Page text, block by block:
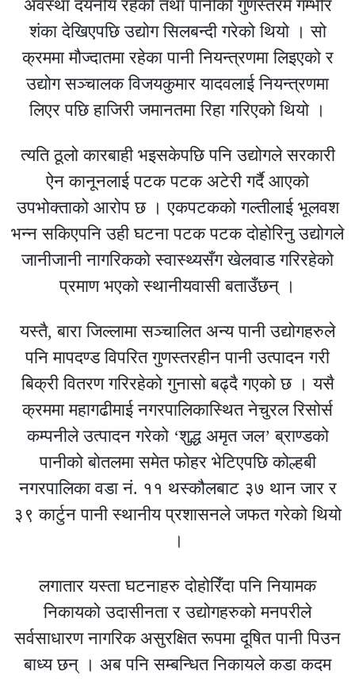
अवस्था दयनीय रहेको तथा पानीको गुणस्तरमै गम्भीर
शंका देखिएपछि उद्योग सिलबन्दी गरेको थियो । सो
क्रममा मौज्दातमा रहेका पानी नियन्त्रणमा लिइएको र
उद्योग सञ्चालक विजयकुमार यादवलाई नियन्त्रणमा
लिएर पछि हाजिरी जमानतमा रिहा गरिएको थियो ।
त्यति ठूलो कारबाही भइसकेपछि पनि उद्योगले सरकारी
ऐन कानूनलाई पटक पटक अटेरी गर्दै आएको
उपभोक्ताको आरोप छ । एकपटकको गल्तीलाई भूलवश
भन्न सकिएपनि उही घटना पटक पटक दोहोरिनु उद्योगले
जानीजानी नागरिकको स्वास्थ्यसँग खेलवाड गरिरहेको
प्रमाण भएको स्थानीयवासी बताउँछन् ।
यस्तै, बारा जिल्लामा सञ्चालित अन्य पानी उद्योगहरुले
पनि मापदण्ड विपरित गुणस्तरहीन पानी उत्पादन गरी
बिक्री वितरण गरिरहेको गुनासो बढ्दै गएको छ । यसै
क्रममा महागढीमाई नगरपालिकास्थित नेचुरल रिसोर्स
कम्पनीले उत्पादन गरेको ‘शुद्ध अमृत जल’ ब्राण्डको
पानीको बोतलमा समेत फोहर भेटिएपछि कोल्हबी
नगरपालिका वडा नं. ११ थस्कौलबाट ३७ थान जार र
३९ कार्टुन पानी स्थानीय प्रशासनले जफत गरेको थियो
।
लगातार यस्ता घटनाहरु दोहोरिँदा पनि नियामक
निकायको उदासीनता र उद्योगहरुको मनपरीले
सर्वसाधारण नागरिक असुरक्षित रूपमा दूषित पानी पिउन
बाध्य छन् । अब पनि सम्बन्धित निकायले कडा कदम